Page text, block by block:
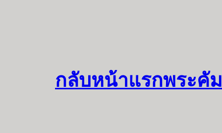
กลับหน้าแรกพระคั